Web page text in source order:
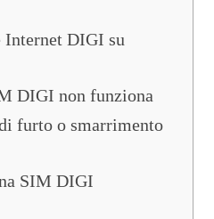
Internet DIGI su
DIGI non funziona
furto o smarrimento
SIM DIGI